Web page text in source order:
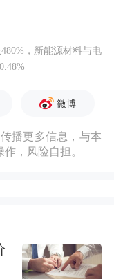
，新能源材料与电
微博
播更多信息，与本
，风险自担。